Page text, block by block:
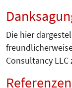
Die hier
Consultancy
Referenzen